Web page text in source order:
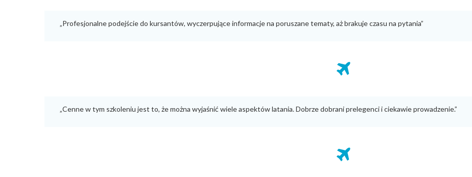
„Profesjonalne podejście do kursantów, wyczerpujące informacje na poruszane tematy, aż brakuje czasu na pytania”
„Cenne w tym szkoleniu jest to, że można wyjaśnić wiele aspektów latania. Dobrze dobrani prelegenci i ciekawie prowadzenie.”